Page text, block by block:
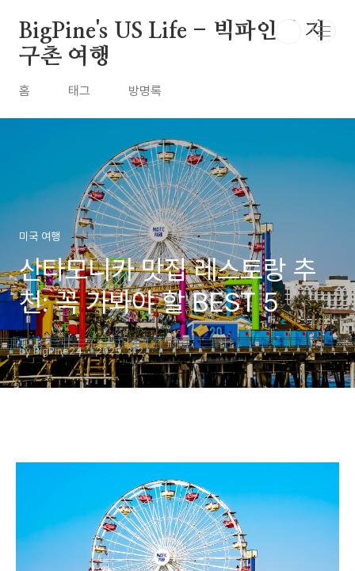
BigPine's US Life - 빅파인의 지
구촌 여행
홈 태그 방명록
미국 여행
산타모니카 맛집 레스토랑 추
천: 꼭 가봐야 할 BEST 5
by BigPine24 2025. 3. 2.